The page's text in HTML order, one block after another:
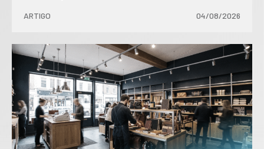
ARTIGO 04/08/2026